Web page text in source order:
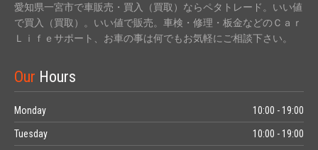
愛知県一宮市で車販売・買入（買取）ならペタトレード。いい値
で買入（買取）。いい値で販売。車検・修理・板金などのＣａｒ
Ｌｉｆｅサポート、お車の事は何でもお気軽にご相談下さい。
Our Hours
Monday 10:00 - 19:00
Tuesday 10:00 - 19:00